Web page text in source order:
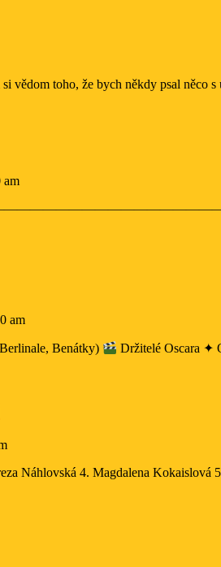
vědom toho, že bych někdy psal
am
am
Benátky)
Držitelé Oscara ✦
Pololetní
práce
z